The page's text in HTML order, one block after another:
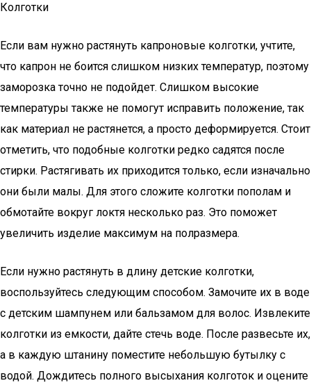
Колготки
Если вам нужно растянуть капроновые колготки, учтите,
что капрон не боится слишком низких температур, поэтому
заморозка точно не подойдет. Слишком высокие
температуры также не помогут исправить положение, так
как материал не растянется, а просто деформируется. Стоит
отметить, что подобные колготки редко садятся после
стирки. Растягивать их приходится только, если изначально
они были малы. Для этого сложите колготки пополам и
обмотайте вокруг локтя несколько раз. Это поможет
увеличить изделие максимум на полразмера.
Если нужно растянуть в длину детские колготки,
воспользуйтесь следующим способом. Замочите их в воде
с детским шампунем или бальзамом для волос. Извлеките
колготки из емкости, дайте стечь воде. После развесьте их,
а в каждую штанину поместите небольшую бутылку с
водой. Дождитесь полного высыхания колготок и оцените